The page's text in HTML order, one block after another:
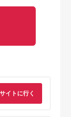
サイトに行く